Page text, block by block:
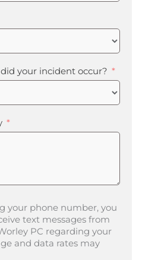
your incident occur?
your phone number, you
text messages from
PC regarding your
and data rates may